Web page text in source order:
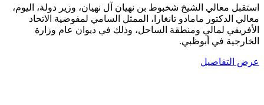
استقبل معالي الشيخ شخبوط بن نهيان آل نهيان، وزير دولة، اليوم،
معالي الدكتور مامادو تانغارا، الممثل السامي لمفوضية الاتحاد
الأفريقي لمالي ومنطقة الساحل، وذلك في ديوان عام وزارة
الخارجية في أبوظبي.
عرض التفاصيل